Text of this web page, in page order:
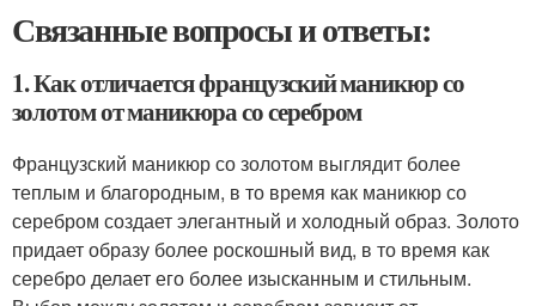
Связанные вопросы и ответы:
1. Как отличается французский маникюр со
золотом от маникюра со серебром
Французский маникюр со золотом выглядит более
теплым и благородным, в то время как маникюр со
серебром создает элегантный и холодный образ. Золото
придает образу более роскошный вид, в то время как
серебро делает его более изысканным и стильным.